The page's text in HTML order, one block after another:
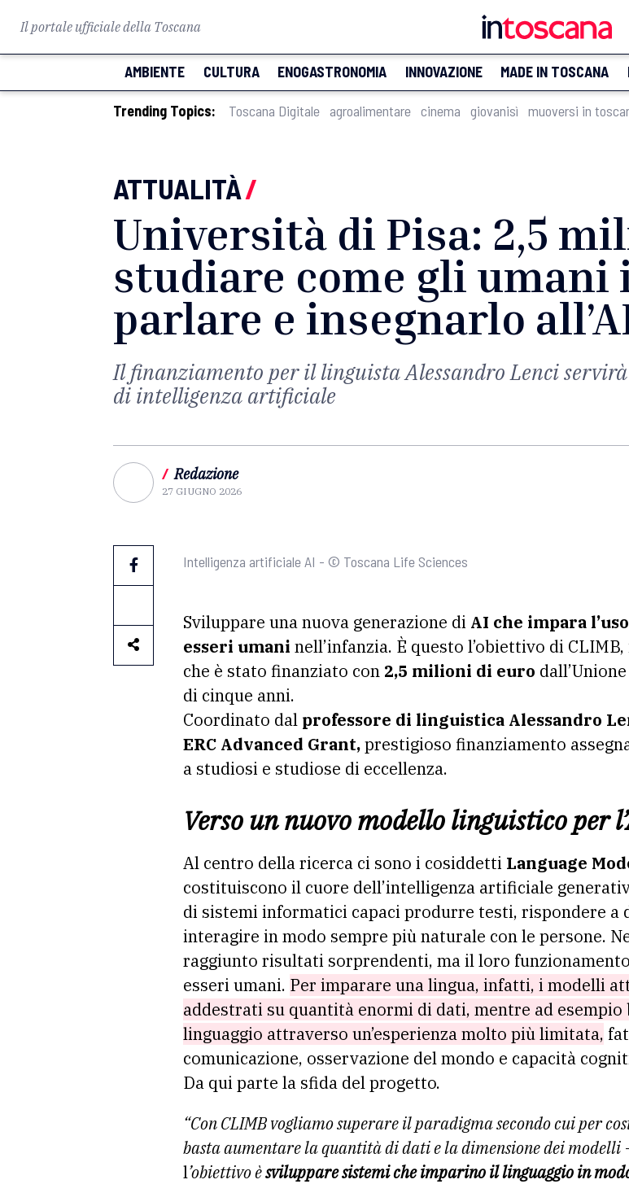
Il portale ufficiale della Toscana
AMBIENTE CULTURA ENOGASTRONOMIA INNOVAZIONE MADE IN TOSCANA
Trending Topics: Toscana Digitale agroalimentare cinema giovanisì muoversi in
ATTUALITÀ/
Università di Pisa: 2,5
studiare come gli umani
parlare e insegnarlo
Il finanziamento per il linguista Alessandro Lenci
di intelligenza artificiale
/ Redazione
27 GIUGNO 2026
Intelligenza artificiale AI - © Toscana Life Sciences
Sviluppare una nuova generazione di AI che impara
esseri umani nell’infanzia. È questo l’obiettivo di
che è stato finanziato con 2,5 milioni di euro
di cinque anni.
Coordinato dal professore di linguistica Alessandro
ERC Advanced Grant,prestigioso finanziamento
a studiosi e studiose di eccellenza.
Verso un nuovo modello linguistico per
Al centro della ricerca ci sono i cosiddetti Language
costituiscono il cuore dell’intelligenza artificiale
di sistemi informatici capaci produrre testi, rispondere a
interagire in modo sempre più naturale con le persone.
raggiunto risultati sorprendenti, ma il loro
esseri umani. Per imparare una lingua, infatti, i modelli
addestrati su quantità enormi di dati, mentre ad
linguaggio attraverso un’esperienza molto più limitata,
comunicazione, osservazione del mondo e capacità
Da qui parte la sfida del progetto.
“Con CLIMB vogliamo superare il paradigma secondo cui per
basta aumentare la quantità di dati e la dimensione dei modelli
l’obiettivo èsviluppare sistemi che imparino il linguaggio in